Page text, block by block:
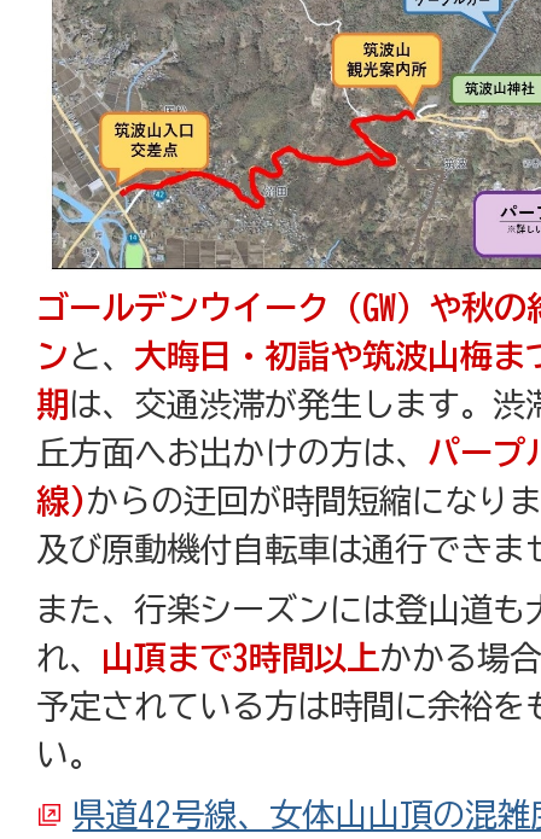
ゴールデンウイーク（GW）や秋
ンと、 大晦日・初詣や筑波山梅ま
期 は、交通渋滞が発生します。渋
丘方面へお出かけの方は、 パープ
線)からの迂回が時間短縮になり
及び原動機付自転車は通行できま
また、行楽シーズンには登山道も
れ、 山頂まで3時間以上かかる場
予定されている方は時間に余裕を
い。
県道42号線、女体山山頂の混